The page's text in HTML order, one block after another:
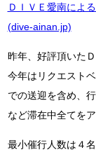
ＤＩＶＥ愛南によ
(dive-ainan.jp)
昨年、好評頂いた
今年はリクエスト
での送迎を含め、
など滞在中全てを
最小催行人数は４